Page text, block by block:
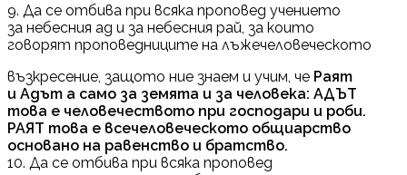
9. Да се отбива при всяка проповед учението
за небесния ад и за небесния рай, за които
говорят проповедниците на лъжечеловеческото
възкресение, защото ние знаем и учим, че Раят
и Адът а само за земята и за человека: АДЪТ
това е человечеството при господари и роби.
РАЯТ това е всечеловеческото общиарство
основано на равенство и братство.
10. Да се отбива при всяка проповед